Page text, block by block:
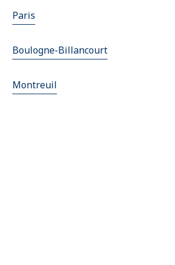
Paris
Boulogne-Billancourt
Montreuil